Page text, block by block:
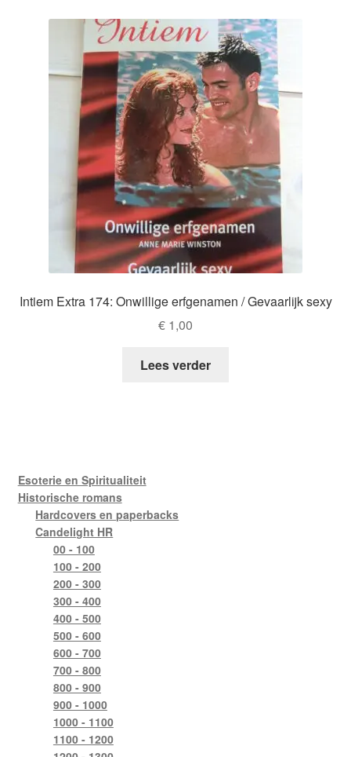
Intiem Extra 174: Onwillige erfgenamen / Gevaarlijk sexy
€ 1,00
Lees verder
Esoterie en Spiritualiteit
Historische romans
Hardcovers en paperbacks
Candelight HR
00 - 100
100 - 200
200 - 300
300 - 400
400 - 500
500 - 600
600 - 700
700 - 800
800 - 900
900 - 1000
1000 - 1100
1100 - 1200